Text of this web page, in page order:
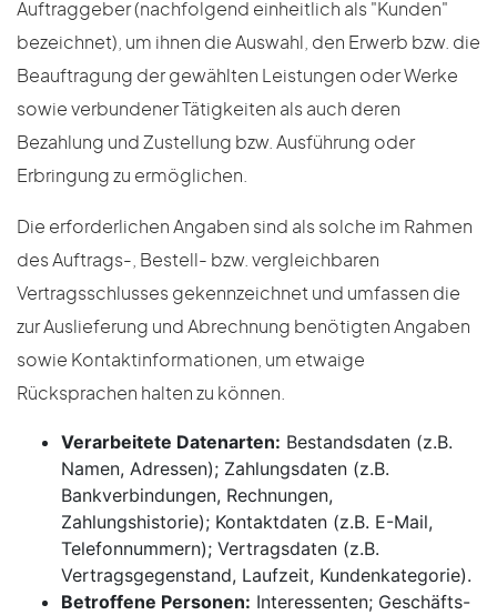
Auftraggeber (nachfolgend einheitlich als "Kunden"
bezeichnet), um ihnen die Auswahl, den Erwerb bzw. die
Beauftragung der gewählten Leistungen oder Werke
sowie verbundener Tätigkeiten als auch deren
Bezahlung und Zustellung bzw. Ausführung oder
Erbringung zu ermöglichen.
Die erforderlichen Angaben sind als solche im Rahmen
des Auftrags-, Bestell- bzw. vergleichbaren
Vertragsschlusses gekennzeichnet und umfassen die
zur Auslieferung und Abrechnung benötigten Angaben
sowie Kontaktinformationen, um etwaige
Rücksprachen halten zu können.
Verarbeitete Datenarten: Bestandsdaten (z.B.
Namen, Adressen); Zahlungsdaten (z.B.
Bankverbindungen, Rechnungen,
Zahlungshistorie); Kontaktdaten (z.B. E-Mail,
Telefonnummern); Vertragsdaten (z.B.
Vertragsgegenstand, Laufzeit, Kundenkategorie).
Betroffene Personen: Interessenten; Geschäfts-